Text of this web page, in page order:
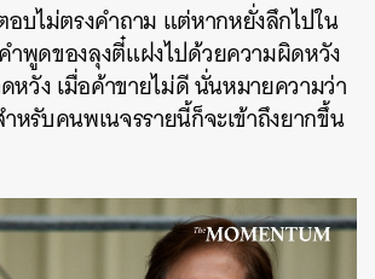
บไม่ตรงคำถาม แต่หากหยั่งลึกไปใน
พูดของลุงตี๋แฝงไปด้วยความผิดหวัง
หวัง เมื่อค้าขายไม่ดี นั่นหมายความว่า
หรับคนพเนจรรายนี้ก็จะเข้าถึงยากขึ้น